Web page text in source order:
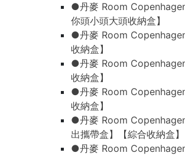
●丹麥 Room
你頭小頭大頭收納盒】
●丹麥 Room
收納盒】
●丹麥 Room
收納盒】
●丹麥 Room
收納盒】
●丹麥 Room
出攜帶盒】【綜合收納盒】
●丹麥 Room